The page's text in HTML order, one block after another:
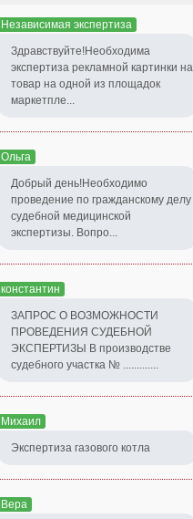
Независимая экспертиза
Здравствуйте!Необходима
экспертиза рекламной картинки на
товар на одной из площадок
маркетпле...
Ольга
Добрый день!Необходимо
проведение по гражданскому делу
судебной медицинской
экспертизы. Вопро...
константин
ЗАПРОС О ВОЗМОЖНОСТИ
ПРОВЕДЕНИЯ СУДЕБНОЙ
ЭКСПЕРТИЗЫ В производстве
судебного участка № .............
Михаил
Экспертиза газового котла
Вера